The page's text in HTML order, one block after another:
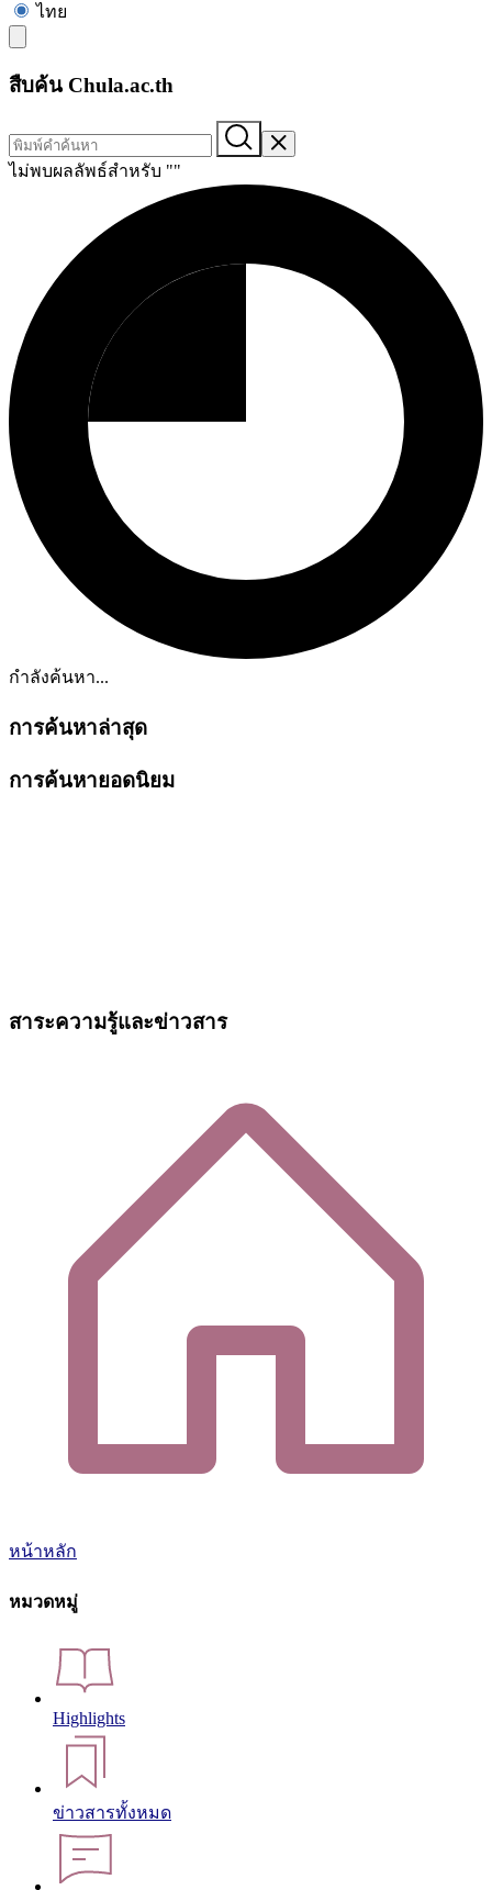
ไทย
สืบค้น Chula.ac.th
ไม่พบผลลัพธ์สำหรับ ""
กำลังค้นหา...
การค้นหาล่าสุด
การค้นหายอดนิยม
สาระความรู้และข่าวสาร
หน้าหลัก
หมวดหมู่
Highlights
ข่าวสารทั้งหมด